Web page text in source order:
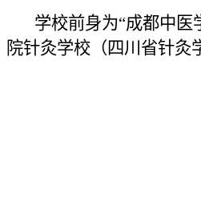
学校前身为“成都中医
院针灸学校（四川省针灸